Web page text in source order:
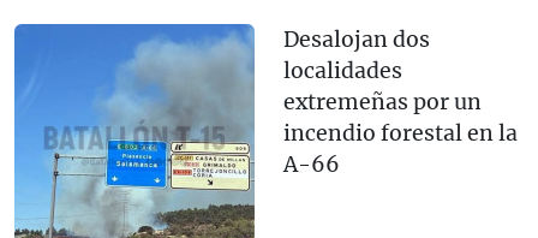
Desalojan dos
localidades
extremeñas por un
incendio forestal en la
A-66